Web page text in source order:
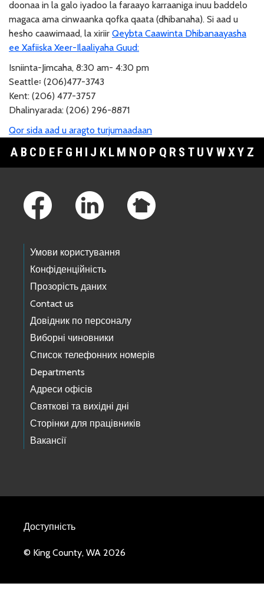
doonaa in la galo iyadoo la faraayo karraaniga inuu baddelo
magaca ama cinwaanka qofka qaata (dhibanaha). Si aad u
hesho caawimaad, la xiriir Qeybta Caawinta Dhibanaayasha
ee Xafiiska Xeer-Ilaaliyaha Guud:
Isniinta-Jimcaha, 8:30 am- 4:30 pm
Seattle፡ (206)477-3743
Kent: (206) 477-3757
Dhalinyarada: (206) 296-8871
Qor sida aad u aragto turjumaadaan
A B C D E F G H I J K L M N O P Q R S T U V WXY Z
Умови користування
Конфіденційність
Прозорість даних
Contact us
Довідник по персоналу
Виборні чиновники
Список телефонних номерів
Departments
Адреси офісів
Святкові та вихідні дні
Сторінки для працівників
Вакансії
Доступність
© King County, WA 2026